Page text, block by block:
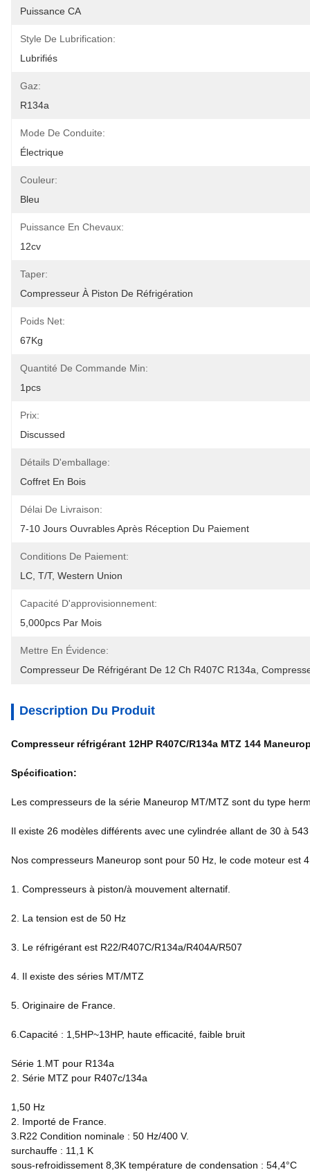
Puissance CA
Style De Lubrification:
Lubrifiés
Gaz:
R134a
Mode De Conduite:
Électrique
Couleur:
Bleu
Puissance En Chevaux:
12cv
Taper:
Compresseur À Piston De Réfrigération
Poids Net:
67Kg
Quantité De Commande Min:
1pcs
Prix:
Discussed
Détails D'emballage:
Coffret En Bois
Délai De Livraison:
7-10 Jours Ouvrables Après Réception Du Paiement
Conditions De Paiement:
LC, T/T, Western Union
Capacité D'approvisionnement:
5,000pcs Par Mois
Mettre En Évidence:
Compresseur De Réfrigérant De 12 Ch R407C R134a
Description Du Produit
Compresseur réfrigérant 12HP R407C/R134a MTZ 144
Spécification:
Les compresseurs de la série Maneurop MT/MTZ sont du type
Il existe 26 modèles différents avec une cylindrée allant de 30 à
Nos compresseurs Maneurop sont pour 50 Hz, le code moteur est
1. Compresseurs à piston/à mouvement alternatif.
2. La tension est de 50 Hz
3. Le réfrigérant est R22/R407C/R134a/R404A/R507
4. Il existe des séries MT/MTZ
5. Originaire de France.
6.Capacité : 1,5HP~13HP, haute efficacité, faible bruit
Série 1.MT pour R134a
2. Série MTZ pour R407c/134a
1,50 Hz
2. Importé de France.
3.R22 Condition nominale : 50 Hz/400 V.
surchauffe : 11,1 K
sous-refroidissement 8,3K température de condensation : 54,4°C